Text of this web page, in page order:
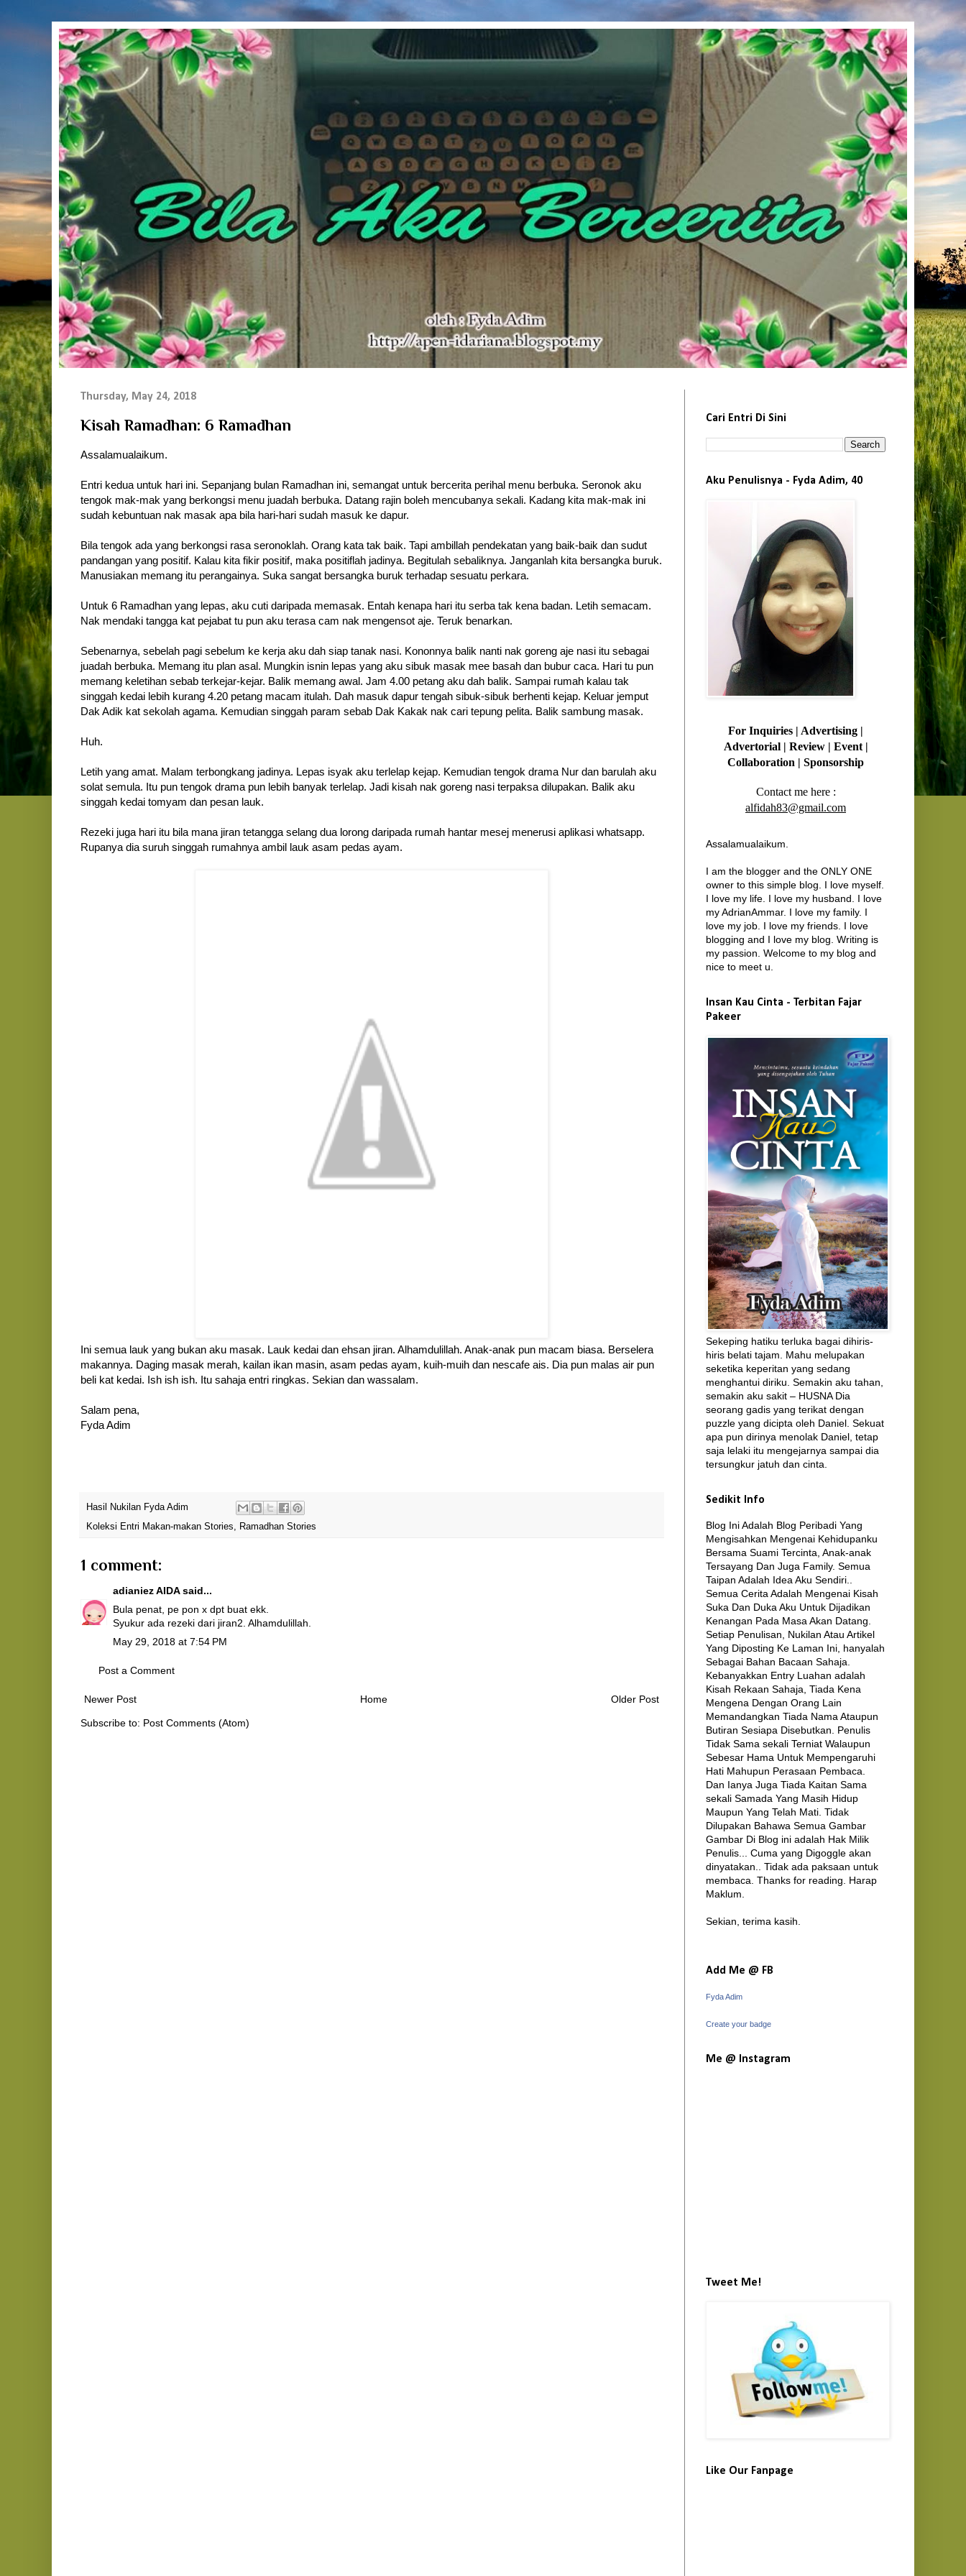
Thursday, May 24, 2018
Kisah Ramadhan: 6 Ramadhan
Assalamualaikum.
Entri kedua untuk hari ini. Sepanjang bulan Ramadhan ini, semangat untuk bercerita perihal menu berbuka. Seronok aku
tengok mak-mak yang berkongsi menu juadah berbuka. Datang rajin boleh mencubanya sekali. Kadang kita mak-mak ini
sudah kebuntuan nak masak apa bila hari-hari sudah masuk ke dapur.
Bila tengok ada yang berkongsi rasa seronoklah. Orang kata tak baik. Tapi ambillah pendekatan yang baik-baik dan sudut
pandangan yang positif. Kalau kita fikir positif, maka positiflah jadinya. Begitulah sebaliknya. Janganlah kita bersangka buruk.
Manusiakan memang itu perangainya. Suka sangat bersangka buruk terhadap sesuatu perkara.
Untuk 6 Ramadhan yang lepas, aku cuti daripada memasak. Entah kenapa hari itu serba tak kena badan. Letih semacam.
Nak mendaki tangga kat pejabat tu pun aku terasa cam nak mengensot aje. Teruk benarkan.
Sebenarnya, sebelah pagi sebelum ke kerja aku dah siap tanak nasi. Kononnya balik nanti nak goreng aje nasi itu sebagai
juadah berbuka. Memang itu plan asal. Mungkin isnin lepas yang aku sibuk masak mee basah dan bubur caca. Hari tu pun
memang keletihan sebab terkejar-kejar. Balik memang awal. Jam 4.00 petang aku dah balik. Sampai rumah kalau tak
singgah kedai lebih kurang 4.20 petang macam itulah. Dah masuk dapur tengah sibuk-sibuk berhenti kejap. Keluar jemput
Dak Adik kat sekolah agama. Kemudian singgah param sebab Dak Kakak nak cari tepung pelita. Balik sambung masak.
Huh.
Letih yang amat. Malam terbongkang jadinya. Lepas isyak aku terlelap kejap. Kemudian tengok drama Nur dan barulah aku
solat semula. Itu pun tengok drama pun lebih banyak terlelap. Jadi kisah nak goreng nasi terpaksa dilupakan. Balik aku
singgah kedai tomyam dan pesan lauk.
Rezeki juga hari itu bila mana jiran tetangga selang dua lorong daripada rumah hantar mesej menerusi aplikasi whatsapp.
Rupanya dia suruh singgah rumahnya ambil lauk asam pedas ayam.
Ini semua lauk yang bukan aku masak. Lauk kedai dan ehsan jiran. Alhamdulillah. Anak-anak pun macam biasa. Berselera
makannya. Daging masak merah, kailan ikan masin, asam pedas ayam, kuih-muih dan nescafe ais. Dia pun malas air pun
beli kat kedai. Ish ish ish. Itu sahaja entri ringkas. Sekian dan wassalam.
Salam pena,
Fyda Adim
Hasil Nukilan Fyda Adim
Koleksi Entri Makan-makan Stories Ramadhan Stories
1 comment:
adianiez AIDAsaid...
Bula penat, pe pon x dpt buat ekk.
Syukur ada rezeki dari jiran2. Alhamdulillah.
May 29, 2018 at 7:54 PM
Post a Comment
Newer Post Older Post
Home
Subscribe to: Post Comments (Atom)
Cari Entri Di Sini
Aku Penulisnya - Fyda Adim, 40
For Inquiries | Advertising |
Advertorial | Review | Event |
Collaboration | Sponsorship
Contact me here :
alfidah83@gmail.com
Assalamualaikum.
I am the blogger and the ONLY ONE
owner to this simple blog. I love myself.
I love my life. I love my husband. I love
my AdrianAmmar. I love my family. I
love my job. I love my friends. I love
blogging and I love my blog. Writing is
my passion. Welcome to my blog and
nice to meet u.
Insan Kau Cinta - Terbitan Fajar
Pakeer
Sekeping hatiku terluka bagai dihiris-
hiris belati tajam. Mahu melupakan
seketika keperitan yang sedang
menghantui diriku. Semakin aku tahan,
semakin aku sakit – HUSNA Dia
seorang gadis yang terikat dengan
puzzle yang dicipta oleh Daniel. Sekuat
apa pun dirinya menolak Daniel, tetap
saja lelaki itu mengejarnya sampai dia
tersungkur jatuh dan cinta.
Sedikit Info
Blog Ini Adalah Blog Peribadi Yang
Mengisahkan Mengenai Kehidupanku
Bersama Suami Tercinta, Anak-anak
Tersayang Dan Juga Family. Semua
Taipan Adalah Idea Aku Sendiri..
Semua Cerita Adalah Mengenai Kisah
Suka Dan Duka Aku Untuk Dijadikan
Kenangan Pada Masa Akan Datang.
Setiap Penulisan, Nukilan Atau Artikel
Yang Diposting Ke Laman Ini, hanyalah
Sebagai Bahan Bacaan Sahaja.
Kebanyakkan Entry Luahan adalah
Kisah Rekaan Sahaja, Tiada Kena
Mengena Dengan Orang Lain
Memandangkan Tiada Nama Ataupun
Butiran Sesiapa Disebutkan. Penulis
Tidak Sama sekali Terniat Walaupun
Sebesar Hama Untuk Mempengaruhi
Hati Mahupun Perasaan Pembaca.
Dan Ianya Juga Tiada Kaitan Sama
sekali Samada Yang Masih Hidup
Maupun Yang Telah Mati. Tidak
Dilupakan Bahawa Semua Gambar
Gambar Di Blog ini adalah Hak Milik
Penulis... Cuma yang Digoggle akan
dinyatakan.. Tidak ada paksaan untuk
membaca. Thanks for reading. Harap
Maklum.
Sekian, terima kasih.
Add Me @ FB
Fyda Adim
Create your badge
Me @ Instagram
Tweet Me!
Like Our Fanpage